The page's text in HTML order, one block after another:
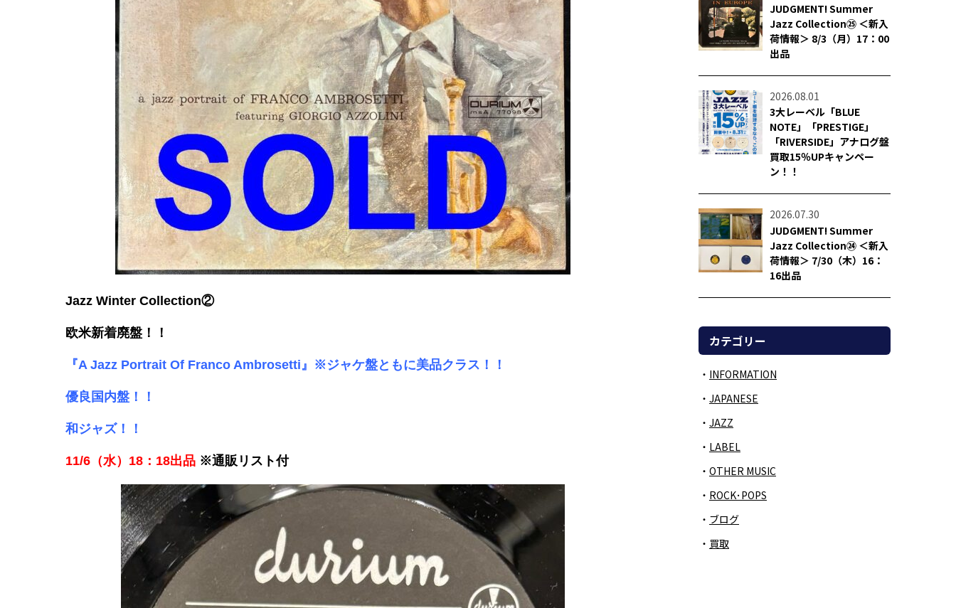
Jazz Winter Collection②
欧米新着廃盤！！
『A Jazz Portrait Of Franco Ambrosetti』※ジャケ盤ともに美品クラス！！
優良国内盤！！
和ジャズ！！
11/6（水）18：18出品 ※通販リスト付
JUDGMENT! Summer
Jazz Collection㉕ ＜新入
荷情報＞ 8/3（月）17：00
出品
2026.08.01
3大レーベル「BLUE
NOTE」「PRESTIGE」
「RIVERSIDE」アナログ盤
買取15％UPキャンペー
ン！！
2026.07.30
JUDGMENT! Summer
Jazz Collection㉔ ＜新入
荷情報＞ 7/30（木）16：
16出品
カテゴリー
INFORMATION
JAPANESE
JAZZ
LABEL
OTHER MUSIC
ROCK･POPS
ブログ
買取